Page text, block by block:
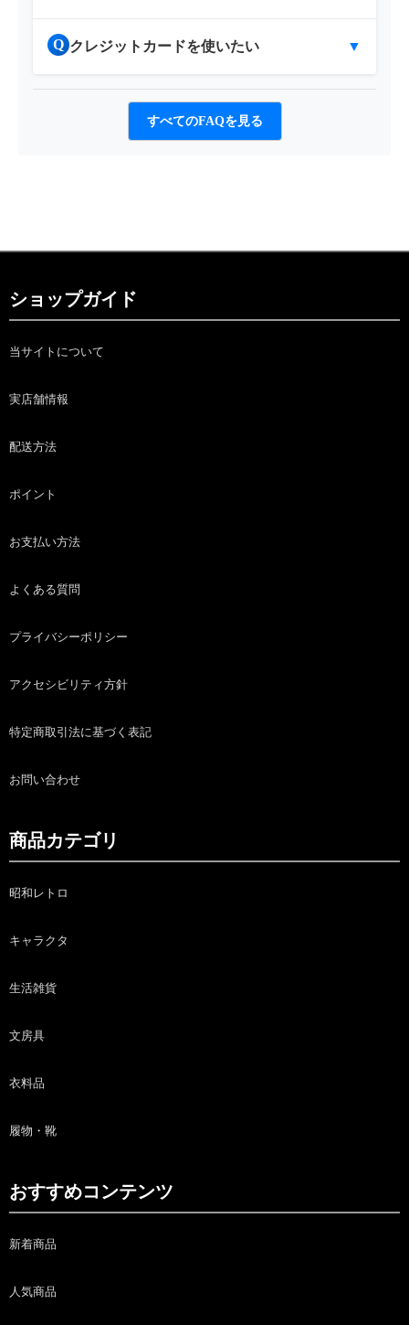
Q クレジットカードを使いたい ▼
すべてのFAQを見る
ショップガイド
当サイトについて
実店舗情報
配送方法
ポイント
お支払い方法
よくある質問
プライバシーポリシー
アクセシビリティ方針
特定商取引法に基づく表記
お問い合わせ
商品カテゴリ
昭和レトロ
キャラクタ
生活雑貨
文房具
衣料品
履物・靴
おすすめコンテンツ
新着商品
人気商品